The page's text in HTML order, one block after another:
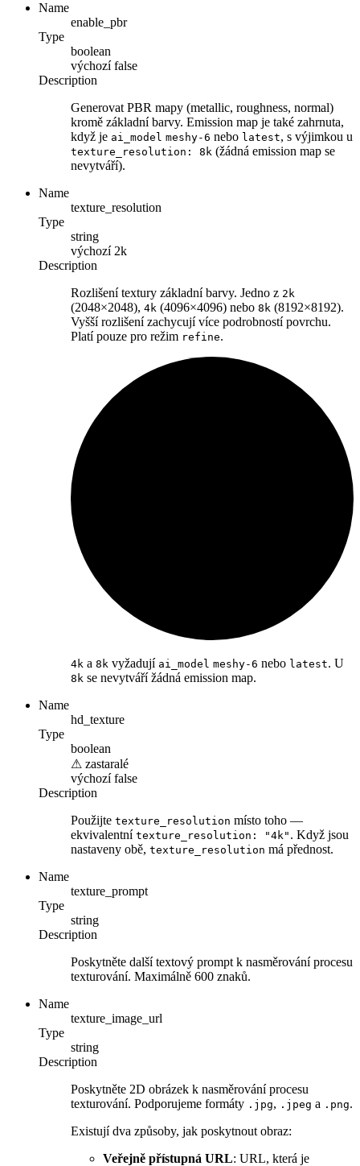
Name
enable_pbr
Type
boolean
výchozí false
Description
Generovat PBR mapy (metallic, roughness, normal)
kromě základní barvy. Emission map je také zahrnuta,
když je ai_model meshy-6 nebo latest, s výjimkou u
texture_resolution: 8k (žádná emission map se
nevytváří).
Name
texture_resolution
Type
string
výchozí 2k
Description
Rozlišení textury základní barvy. Jedno z 2k
(2048×2048), 4k (4096×4096) nebo 8k (8192×8192).
Vyšší rozlišení zachycují více podrobností povrchu.
Platí pouze pro režim refine.
4k a 8k vyžadují ai_model meshy-6 nebo latest. U
8k se nevytváří žádná emission map.
Name
hd_texture
Type
boolean
⚠ zastaralé
výchozí false
Description
Použijte texture_resolution místo toho —
ekvivalentní texture_resolution: "4k" . Když jsou
nastaveny obě, texture_resolution má přednost.
Name
texture_prompt
Type
string
Description
Poskytněte další textový prompt k nasměrování procesu
texturování. Maximálně 600 znaků.
Name
texture_image_url
Type
string
Description
Poskytněte 2D obrázek k nasměrování procesu
texturování. Podporujeme formáty .jpg, .jpeg a .png.
Existují dva způsoby, jak poskytnout obraz:
Veřejně přístupná URL: URL, která je